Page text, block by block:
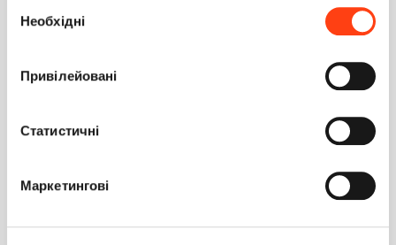
інформацією, яку ви їм надали або яку вони зібрали
під час використання вами їхніх послуг. Детальніше
згоди
Необхідні
Привілейовані
Статистичні
Маркетингові
Ответить
17 мая 2022 15:26
А как должен выглядеть серверный код, чтобы он
вызывал всегда актуальную версию необходимого БП?
18 мая 2022 11:03